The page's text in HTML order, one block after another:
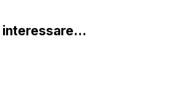
interessare…